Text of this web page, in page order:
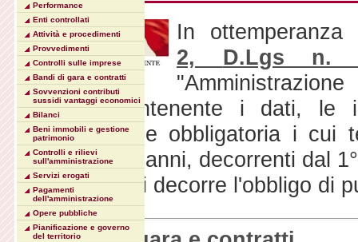
In
2, D.Lgs n.
storicocontenente i dati, le
pubblicazione obbligatoria i cui
superato i 5 anni, decorrenti dal
quello da cui decorre l'obbligo di
Performance
Enti controllati
Attività e procedimenti
Provvedimenti
Controlli sulle imprese
Bandi di gara e contratti
Sovvenzioni contributi
sussidi vantaggi economici
Bilanci
Beni immobili e gestione
patrimonio
Controlli e rilievi
sull'amministrazione
Servizi erogati
Pagamenti
dell'amministrazione
Opere pubbliche
Pianificazione e governo
del territorio